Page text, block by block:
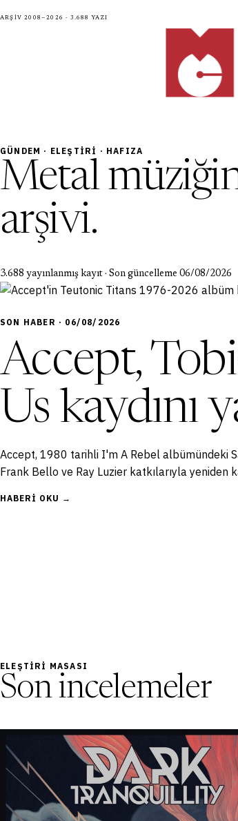
Arşiv 2008—2026 · 3.688 yazı
GÜNDEM · ELEŞTIRI · HAFIZA
Metal
arşivi.
3.688 yayınlanmış kayıt · Son güncelleme 06/08/2026
SON HABER · 06/08/2026
Accept,
Us kaydını
Accept, 1980 tarihli I'm A Rebel albümündeki
Frank Bello ve Ray Luzier katkılarıyla yeniden
HABERI OKU →
ELEŞTIRI MASASI
Son incelemeler